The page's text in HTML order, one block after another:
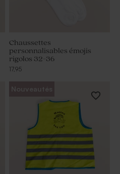
Chaussettes
personnalisables émojis
rigolos 32-36
17,95
Nouveautés